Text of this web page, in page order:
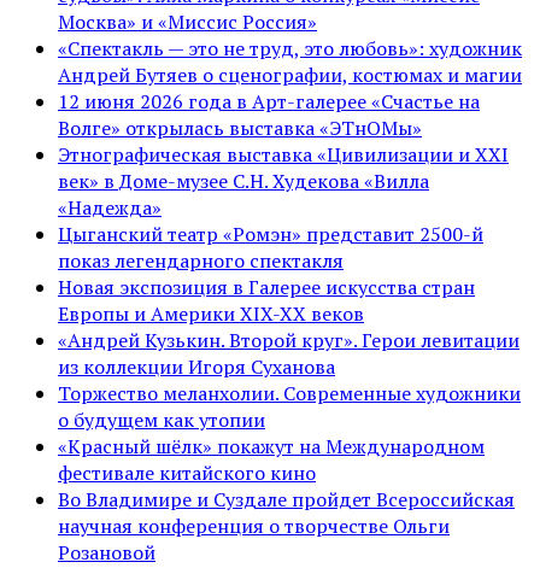
Москва» и «Миссис Россия»
«Спектакль — это не труд, это любовь»: художник
Андрей Бутяев о сценографии, костюмах и магии
12 июня 2026 года в Арт-галерее «Счастье на
Волге» открылась выставка «ЭТнОМы»
Этнографическая выставка «Цивилизации и ХХI
век» в Доме-музее С.Н. Худекова «Вилла
«Надежда»
Цыганский театр «Ромэн» представит 2500-й
показ легендарного спектакля
Новая экспозиция в Галерее искусства стран
Европы и Америки XIX-XX веков
«Андрей Кузькин. Второй круг». Герои левитации
из коллекции Игоря Суханова
Торжество меланхолии. Современные художники
о будущем как утопии
«Красный шёлк» покажут на Международном
фестивале китайского кино
Во Владимире и Суздале пройдет Всероссийская
научная конференция о творчестве Ольги
Розановой